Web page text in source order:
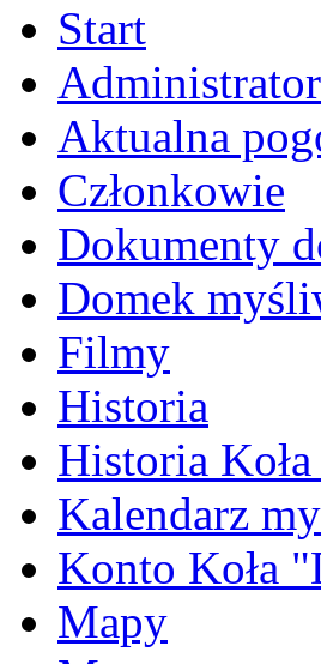
Start
Aktualna
Członkowie
Dokumenty
Domek
Filmy
Historia
Historia
Kalendarz
Konto Koła
Mapy